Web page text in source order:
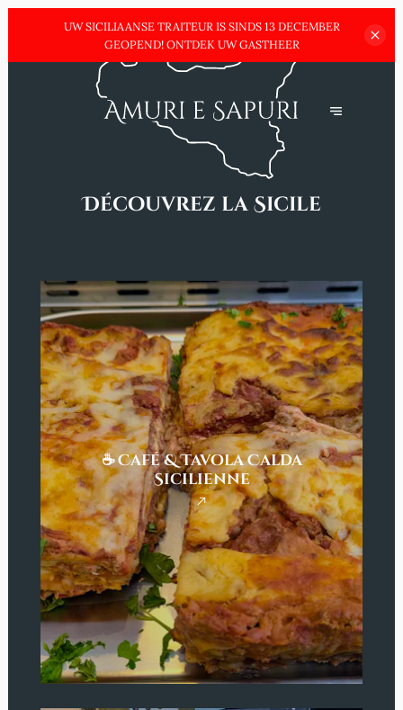
UW SICILIAANSE TRAITEUR IS SINDS 13 DECEMBER
GEOPEND! ONTDEK UW GASTHEER
Découvrez la Sicile
☕ Café & Tavola Calda
Sicilienne